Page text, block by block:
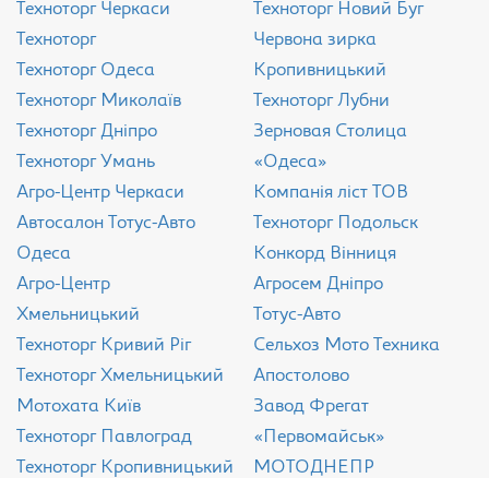
Техноторг Черкаси
Техноторг
Техноторг Одеса
Техноторг Миколаїв
Техноторг Дніпро
Техноторг Умань
Агро-Центр Черкаси
Aвтосалон Тотус-Авто
Одеса
Агро-Центр
Хмельницький
Техноторг Кривий Ріг
Техноторг Хмельницький
Мотохата Київ
Техноторг Павлоград
Техноторг Кропивницький
Техноторг Новий Буг
Червона зирка
Кропивницький
Техноторг Лубни
Зерновая Столица
«Одеса»
Компанія ліст ТОВ
Техноторг Подольск
Конкорд Вінниця
Агросем Дніпро
Тотус-Авто
Сельхоз Мото Техника
Апостолово
Завод Фрегат
«Первомайськ»
МОТОДНЕПР